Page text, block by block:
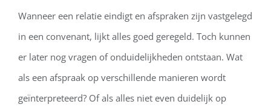
Wanneer een relatie eindigt en afspraken zijn vastgelegd
in een convenant, lijkt alles goed geregeld. Toch kunnen
er later nog vragen of onduidelijkheden ontstaan. Wat
als een afspraak op verschillende manieren wordt
geïnterpreteerd? Of als alles niet even duidelijk op